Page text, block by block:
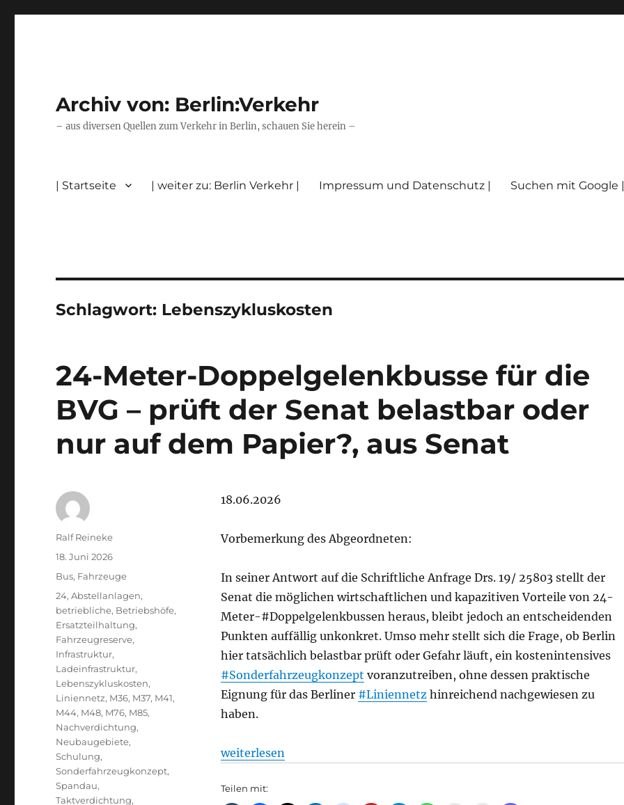
Archiv von: Berlin:Verkehr
– aus diversen Quellen zum Verkehr in Berlin, schauen Sie herein –
| Startseite | weiter zu: Berlin Verkehr | Impressum und Datenschutz | Suchen mit Google
Schlagwort: Lebenszykluskosten
24-Meter-Doppelgelenkbusse für die
BVG – prüft der Senat belastbar oder
nur auf dem Papier?, aus Senat
18.06.2026
Vorbemerkung des Abgeordneten:
In seiner Antwort auf die Schriftliche Anfrage Drs. 19/ 25803 stellt der
Senat die möglichen wirtschaftlichen und kapazitiven Vorteile von 24-
Meter-#Doppelgelenkbussen heraus, bleibt jedoch an entscheidenden
Punkten auffällig unkonkret. Umso mehr stellt sich die Frage, ob Berlin
hier tatsächlich belastbar prüft oder Gefahr läuft, ein kostenintensives
#Sonderfahrzeugkonzept voranzutreiben, ohne dessen praktische
Eignung für das Berliner #Liniennetzhinreichend nachgewiesen zu
haben.
„24-Meter-Doppelgelenkbusse für die BVG – prüft der Senat belastbar
weiterlesen
Teilen mit:
Autor
Ralf Reineke
Veröffentlicht
18. Juni 2026
Kategorien
Bus, Fahrzeuge
Schlagwörter
24,Abstellanlagen,
betriebliche, Betriebshöfe,
Ersatzteilhaltung,
Fahrzeugreserve,
Infrastruktur,
Ladeinfrastruktur,
Lebenszykluskosten,
Liniennetz, M36, M37, M41,
M44, M48, M76, M85,
Nachverdichtung,
Neubaugebiete,
Schulung,
Sonderfahrzeugkonzept,
Spandau,
Taktverdichtung,